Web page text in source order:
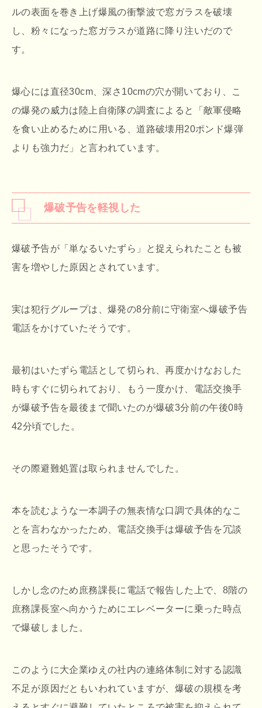
ルの表面を巻き上げ爆風の衝撃波で窓ガラスを破壊
し、粉々になった窓ガラスが道路に降り注いだので
す。
爆心には直径30cm、深さ10cmの穴が開いており、こ
の爆発の威力は陸上自衛隊の調査によると「敵軍侵略
を食い止めるために用いる、道路破壊用20ポンド爆弾
よりも強力だ」と言われています。
爆破予告を軽視した
爆破予告が「単なるいたずら」と捉えられたことも被
害を増やした原因とされています。
実は犯行グループは、爆発の8分前に守衛室へ爆破予告
電話をかけていたそうです。
最初はいたずら電話として切られ、再度かけなおした
時もすぐに切られており、もう一度かけ、電話交換手
が爆破予告を最後まで聞いたのが爆破3分前の午後0時
42分頃でした。
その際避難処置は取られませんでした。
本を読むような一本調子の無表情な口調で具体的なこ
とを言わなかったため、電話交換手は爆破予告を冗談
と思ったそうです。
しかし念のため庶務課長に電話で報告した上で、8階の
庶務課長室へ向かうためにエレベーターに乗った時点
で爆破しました。
このように大企業ゆえの社内の連絡体制に対する認識
不足が原因だともいわれていますが、爆破の規模を考